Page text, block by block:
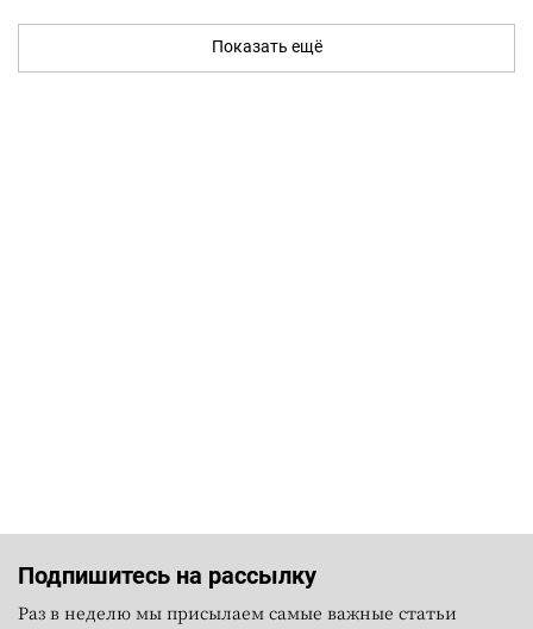
Показать ещё
Подпишитесь на рассылку
Раз в неделю мы присылаем самые важные статьи